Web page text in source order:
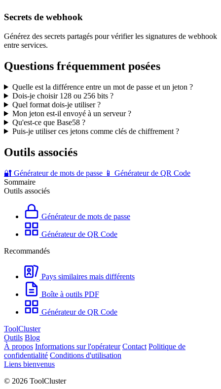
Secrets de webhook
Générez des secrets partagés pour vérifier les signatures de webhook
entre services.
Questions fréquemment posées
Quelle est la différence entre un mot de passe et un jeton ?
Dois-je choisir 128 ou 256 bits ?
Quel format dois-je utiliser ?
Mon jeton est-il envoyé à un serveur ?
Qu'est-ce que Base58 ?
Puis-je utiliser ces jetons comme clés de chiffrement ?
Outils associés
🔐 Générateur de mots de passe 📱 Générateur de QR Code
Sommaire
Outils associés
Générateur de mots de passe
Générateur de QR Code
Recommandés
Pays similaires mais différents
Boîte à outils PDF
Générateur de QR Code
ToolCluster
Outils Blog
À propos Informations sur l'opérateur Contact Politique de
confidentialité Conditions d'utilisation
Liens bienvenus
© 2026 ToolCluster